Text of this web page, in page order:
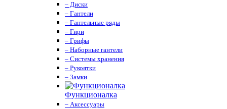
– Диски
– Гантели
– Гантельные ряды
– Гири
– Грифы
– Наборные гантели
– Системы хранения
– Рукоятки
– Замки
Функционалка
– Аксессуары